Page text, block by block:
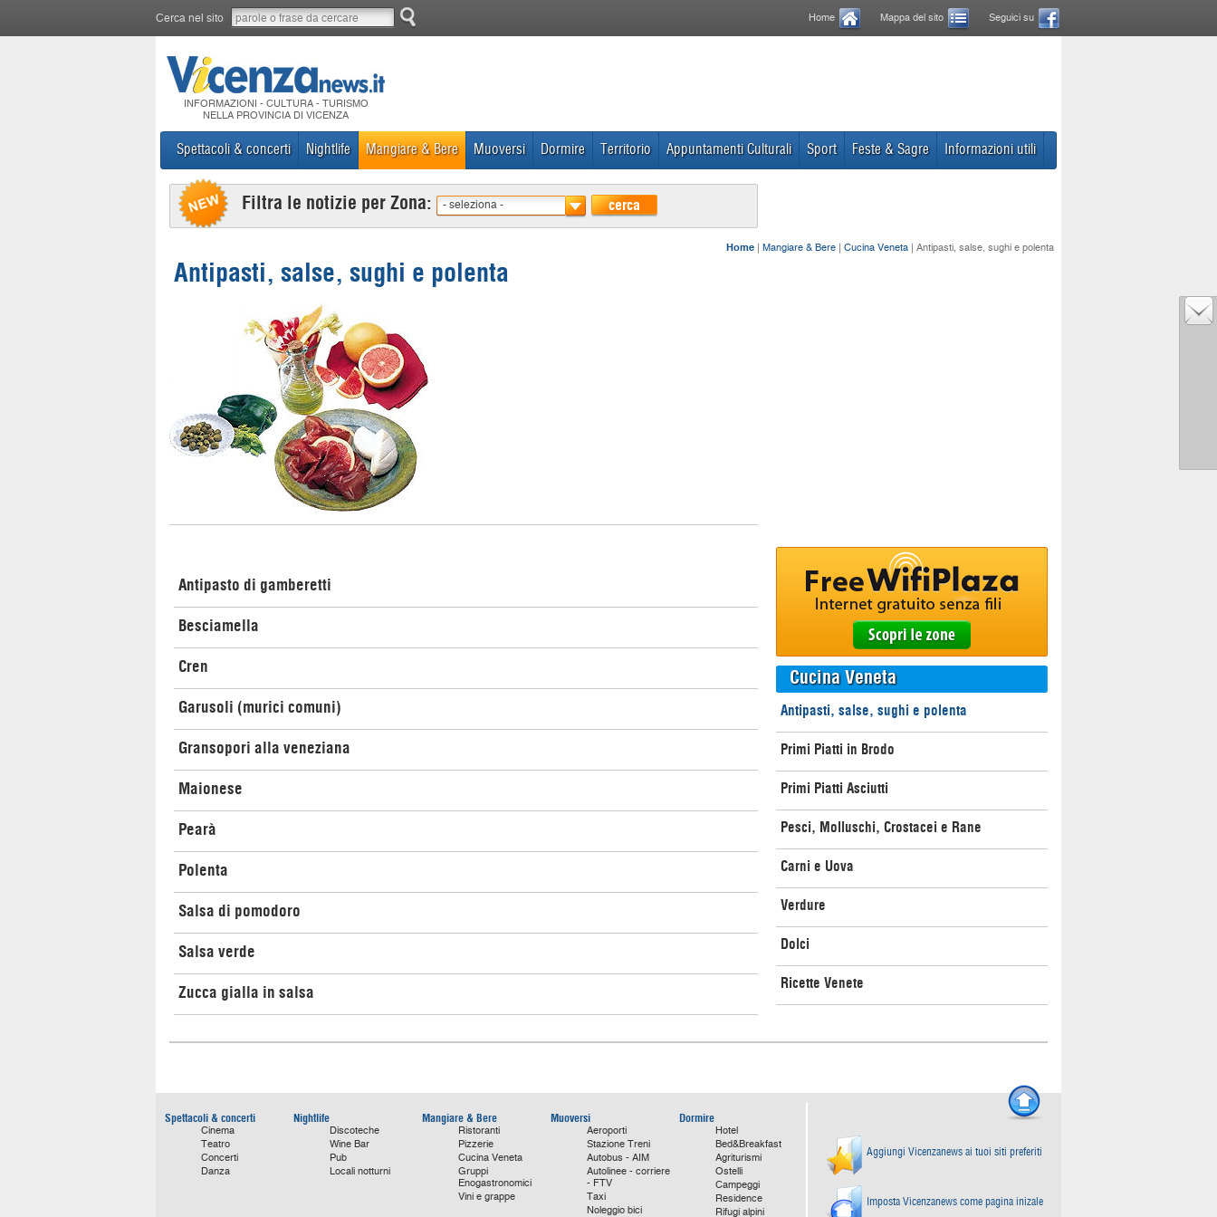
Cerca nel sito Home Mappa del sito Seguici su
INFORMAZIONI - CULTURA - TURISMO
NELLA PROVINCIA DI VICENZA
Spettacoli & concerti Nightlife Mangiare & Bere Muoversi Dormire Territorio Appuntamenti Culturali Sport Feste & Sagre Informazioni utili
Filtra le notizie per Zona: - seleziona - cerca
Home | Mangiare & Bere | Cucina Veneta | Antipasti, salse, sughi e polenta
Antipasti, salse, sughi e polenta
Antipasto di gamberetti
Besciamella
Cren
Garusoli (murici comuni)
Gransopori alla veneziana
Maionese
Pearà
Polenta
Salsa di pomodoro
Salsa verde
Zucca gialla in salsa
Cucina Veneta
Antipasti, salse, sughi e polenta
Primi Piatti in Brodo
Primi Piatti Asciutti
Pesci, Molluschi, Crostacei e Rane
Carni e Uova
Verdure
Dolci
Ricette Venete
Spettacoli & concerti
Cinema
Teatro
Concerti
Danza
Nightlife
Discoteche
Wine Bar
Pub
Locali notturni
Mangiare & Bere
Ristoranti
Pizzerie
Cucina Veneta
Gruppi
Enogastronomici
Vini e grappe
Muoversi
Aeroporti
Stazione Treni
Autobus - AIM
Autolinee - corriere
- FTV
Taxi
Noleggio bici
Dormire
Hotel
Bed&Breakfast
Agriturismi
Ostelli
Campeggi
Residence
Rifugi alpini
Aggiungi Vicenzanews ai tuoi siti preferiti
Imposta Vicenzanews come pagina inizale